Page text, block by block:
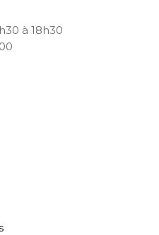
à 18h30